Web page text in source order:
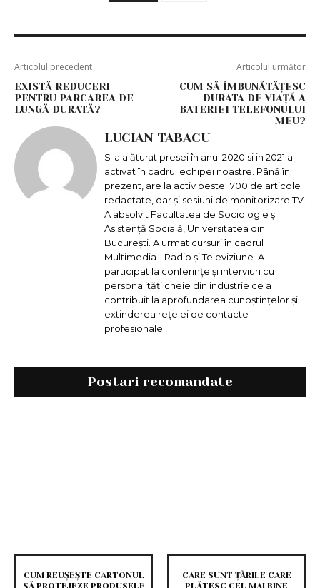
Articolul precedent
EXISTĂ REDUCERI
PENTRU PARCAREA DE
LUNGĂ DURATĂ?
Articolul următor
CUM SĂ ÎMBUNĂTĂȚESC
DURATA DE VIAȚĂ A
BATERIEI TELEFONULUI
MEU?
LUCIAN TABACU
S-a alăturat presei în anul 2020 si in 2021 a
activat în cadrul echipei noastre. Până în
prezent, are la activ peste 1700 de articole
redactate, dar și sesiuni de monitorizare TV.
A absolvit Facultatea de Sociologie și
Asistență Socială, Universitatea din
București. A urmat cursuri în cadrul
Multimedia - Radio și Televiziune. A
participat la conferințe și interviuri cu
personalități cheie din industrie ce a
contribuit la aprofundarea cunoștințelor și
extinderea rețelei de contacte
profesionale !
Postari recomandate
CUM REUȘEȘTE CARTONUL
CARE SUNT ȚĂRILE CARE